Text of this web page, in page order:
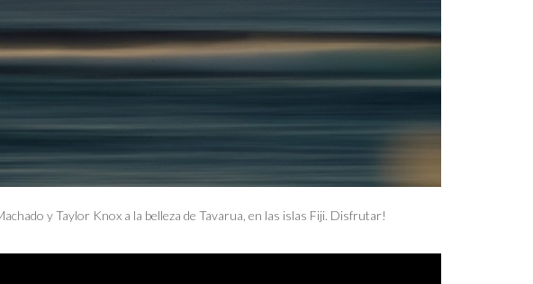
y Taylor Knox a la belleza de Tavarua, en las islas Fiji. Disfrutar!